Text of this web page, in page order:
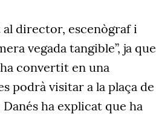
al director, escenògraf i
vegada tangible”, ja que
convertit en una
podrà visitar a la plaça de
ha explicat que ha